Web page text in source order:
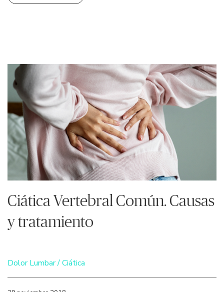
Ciática Vertebral Común. Causas
y tratamiento
Dolor Lumbar / Ciática